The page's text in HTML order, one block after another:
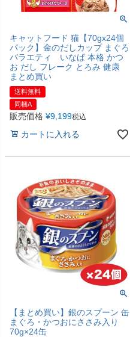
キャットフード 猫【70gx24個
パック】金のだしカップ まぐろ
バラエティ いなば 本格 かつ
お だし フレーク とろみ 健康
まとめ買い
送料無料
同梱A
販売価格 ¥9,199税込
カートに入れる
【まとめ買い】銀のスプーン 缶
まぐろ・かつおにささみ入り
70g×24缶